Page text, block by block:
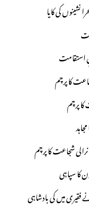
کی کایا
استقامت
کا پرچم
پرچم
شجاعت کا پرچم
کا سپاہی
میں کی بادشاہی